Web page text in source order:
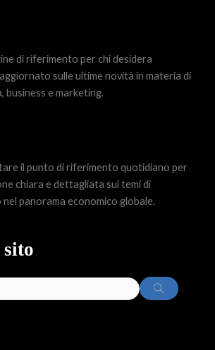
di riferimento per chi desidera
sulle ultime novità in materia di
business e marketing.
il punto di riferimento quotidiano per
chiara e dettagliata sui temi di
panorama economico globale.
sito